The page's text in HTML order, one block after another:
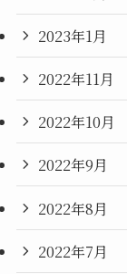
2023年1月
2022年11月
2022年10月
2022年9月
2022年8月
2022年7月